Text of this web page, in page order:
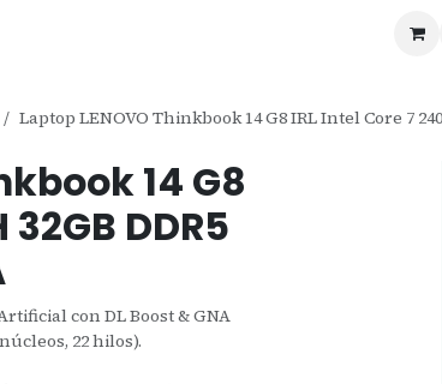
Laptop LENOVO Thinkbook 14 G8 IRL Intel Core 7
14 G8
DDR5
con DL Boost & GNA
22 hilos).